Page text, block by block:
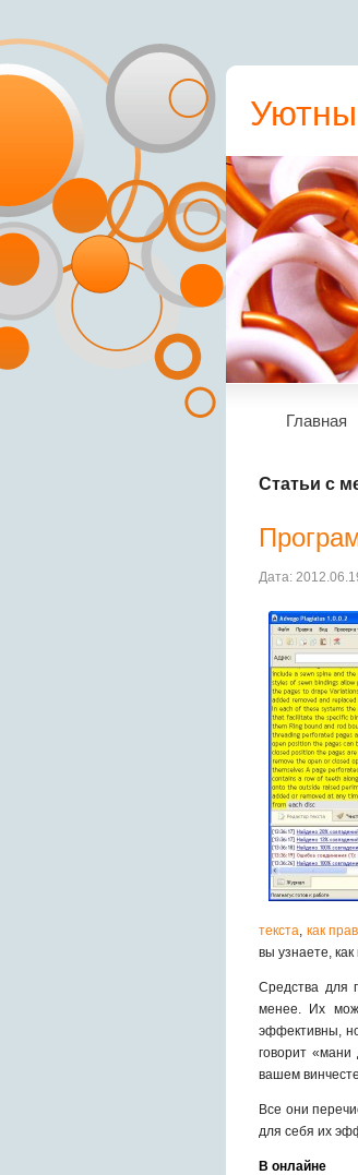
Главная
Статьи с
Дата:
текста, как
вы узнаете,
Средства для
менее. Их
эффективны,
говорит
вашем
Все они
для себя их
В онлайне